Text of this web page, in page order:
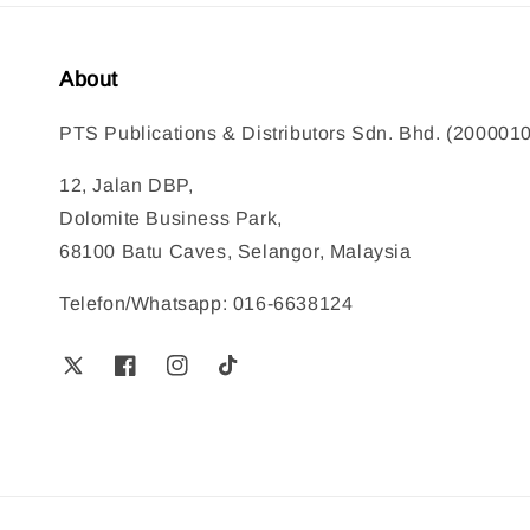
About
PTS Publications & Distributors Sdn. Bhd.
12, Jalan DBP,
Dolomite Business Park,
68100 Batu Caves, Selangor, Malaysia
Telefon/Whatsapp: 016-6638124